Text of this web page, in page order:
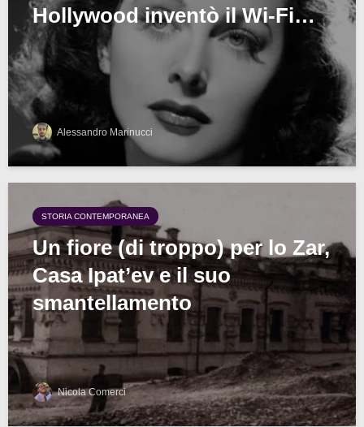
Hollywood inventò il Wi-Fi…
Alessandro Marinucci
STORIA CONTEMPORANEA
Un fiore (di troppo) per lo Zar,
Casa Ipat’ev e il suo
smantellamento
Nicola Comerci